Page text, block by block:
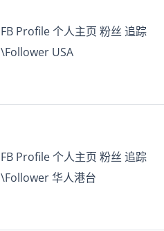
FB Profile 个人主页 粉丝 追踪
\Follower USA
FB Profile 个人主页 粉丝 追踪
\Follower 华人港台